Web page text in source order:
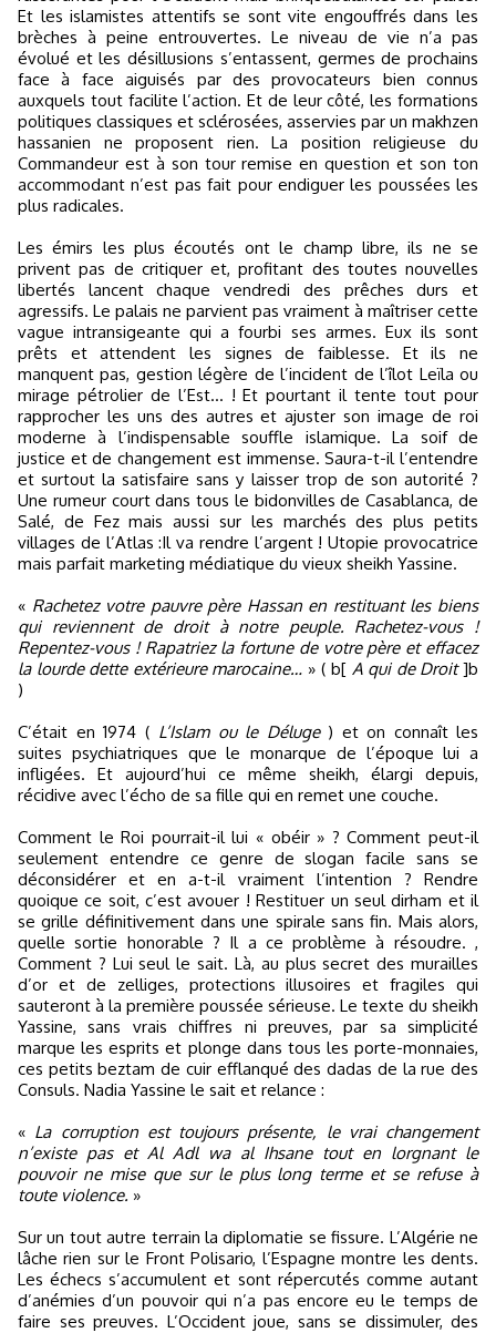
Et les islamistes attentifs se sont vite engouffrés dans les
brèches à peine entrouvertes. Le niveau de vie n’a pas
évolué et les désillusions s’entassent, germes de prochains
face à face aiguisés par des provocateurs bien connus
auxquels tout facilite l’action. Et de leur côté, les formations
politiques classiques et sclérosées, asservies par un makhzen
hassanien ne proposent rien. La position religieuse du
Commandeur est à son tour remise en question et son ton
accommodant n’est pas fait pour endiguer les poussées les
plus radicales.
Les émirs les plus écoutés ont le champ libre, ils ne se
privent pas de critiquer et, profitant des toutes nouvelles
libertés lancent chaque vendredi des prêches durs et
agressifs. Le palais ne parvient pas vraiment à maîtriser cette
vague intransigeante qui a fourbi ses armes. Eux ils sont
prêts et attendent les signes de faiblesse. Et ils ne
manquent pas, gestion légère de l’incident de l’îlot Leïla ou
mirage pétrolier de l’Est… ! Et pourtant il tente tout pour
rapprocher les uns des autres et ajuster son image de roi
moderne à l’indispensable souffle islamique. La soif de
justice et de changement est immense. Saura-t-il l’entendre
et surtout la satisfaire sans y laisser trop de son autorité ?
Une rumeur court dans tous le bidonvilles de Casablanca, de
Salé, de Fez mais aussi sur les marchés des plus petits
villages de l’Atlas :Il va rendre l’argent ! Utopie provocatrice
mais parfait marketing médiatique du vieux sheikh Yassine.
« Rachetez votre pauvre père Hassan en restituant les biens
qui reviennent de droit à notre peuple. Rachetez-vous !
Repentez-vous ! Rapatriez la fortune de votre père et effacez
la lourde dette extérieure marocaine… » ( b[ A qui de Droit]b
)
C’était en 1974 ( L’Islam ou le Déluge) et on connaît les
suites psychiatriques que le monarque de l’époque lui a
infligées. Et aujourd’hui ce même sheikh, élargi depuis,
récidive avec l’écho de sa fille qui en remet une couche.
Comment le Roi pourrait-il lui « obéir » ? Comment peut-il
seulement entendre ce genre de slogan facile sans se
déconsidérer et en a-t-il vraiment l’intention ? Rendre
quoique ce soit, c’est avouer ! Restituer un seul dirham et il
se grille définitivement dans une spirale sans fin. Mais alors,
quelle sortie honorable ? Il a ce problème à résoudre. ,
Comment ? Lui seul le sait. Là, au plus secret des murailles
d’or et de zelliges, protections illusoires et fragiles qui
sauteront à la première poussée sérieuse. Le texte du sheikh
Yassine, sans vrais chiffres ni preuves, par sa simplicité
marque les esprits et plonge dans tous les porte-monnaies,
ces petits beztam de cuir efflanqué des dadas de la rue des
Consuls. Nadia Yassine le sait et relance :
« La corruption est toujours présente, le vrai changement
n’existe pas et Al Adl wa al Ihsane tout en lorgnant le
pouvoir ne mise que sur le plus long terme et se refuse à
toute violence. »
Sur un tout autre terrain la diplomatie se fissure. L’Algérie ne
lâche rien sur le Front Polisario, l’Espagne montre les dents.
Les échecs s’accumulent et sont répercutés comme autant
d’anémies d’un pouvoir qui n’a pas encore eu le temps de
faire ses preuves. L’Occident joue, sans se dissimuler, des